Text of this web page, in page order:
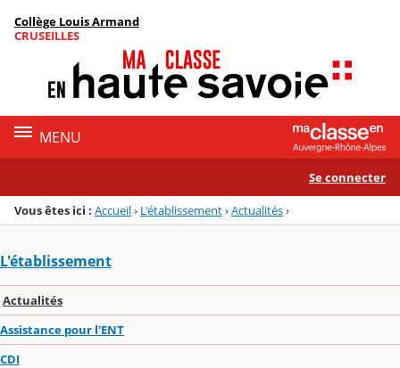
Menu de la rubrique
Contenu
Collège Louis Armand
CRUSEILLES
MENU
Se connecter
Vous êtes ici : Accueil› L'établissement›Actualités›
L'établissement
Actualités
Assistance pour l'ENT
CDI